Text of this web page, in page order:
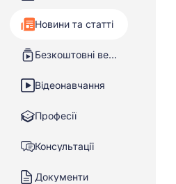
Новини та статті
Безкоштовні вебінари
Відеонавчання
Професії
Консультації
Документи